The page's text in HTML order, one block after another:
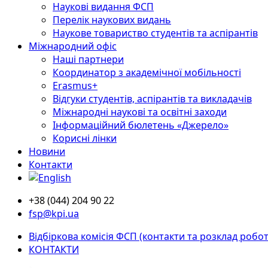
Наукові видання ФСП
Перелік наукових видань
Наукове товариство студентів та аспірантів
Міжнародний офіс
Наші партнери
Координатор з академічної мобільності
Erasmus+
Відгуки студентів, аспірантів та викладачів
Міжнародні наукові та освітні заходи
Інформаційний бюлетень «Джерело»
Корисні лінки
Новини
Контакти
+38 (044) 204 90 22
fsp@kpi.ua
Відбіркова комісія ФСП (контакти та розклад
КОНТАКТИ